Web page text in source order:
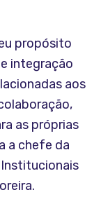
propósito
integração
aos
as próprias
a chefe da
Institucionais